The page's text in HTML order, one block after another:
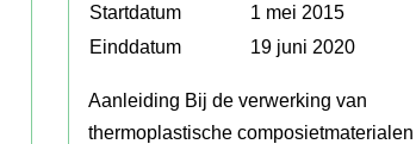
Startdatum
1 mei 2015
Einddatum
19 juni 2020
Aanleiding Bij de verwerking van
thermoplastische composietmaterialen